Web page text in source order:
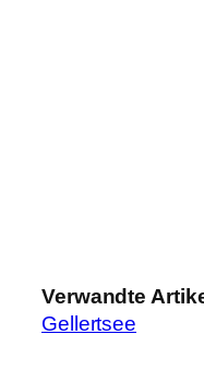
Verwandte
Gellertsee